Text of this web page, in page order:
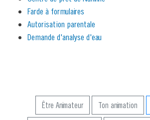
Farde à formulaires
Autorisation parentale
Demande d'analyse d'eau
Être Animateur Ton animation